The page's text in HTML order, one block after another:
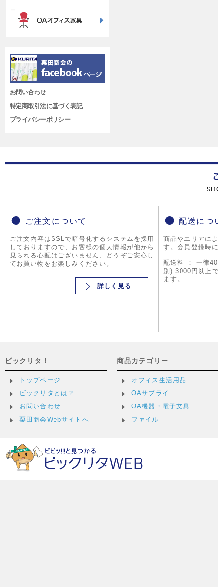
お問い合わせ
特定商取引法に基づく表記
プライバシーポリシー
ご注文について
ご注文内容はSSLで暗号化するシステムを採用
しておりますので、お客様の個人情報が他から
見られる心配はございません、どうぞご安心し
てお買い物をお楽しみください。
詳しく見る
配送につ
商品やエリアに
す。会員登録時
配送料 ： 一律
別) 3000円以上
ます。
ビックリタ！
トップページ
ビックリタとは？
お問い合わせ
栗田商会Webサイトへ
商品カテゴリー
オフィス生活用品
OAサプライ
OA機器・電子文具
ファイル